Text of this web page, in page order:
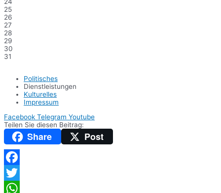
25
26
27
28
29
30
31
Politisches
Dienstleistungen
Kulturelles
Impressum
Facebook Telegram Youtube
Teilen Sie diesen Beitrag:
Share Post
Facebook
Twitter